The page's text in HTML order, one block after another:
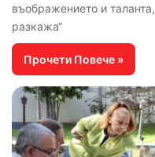
въображението и
разкажа“
Прочети Повече »